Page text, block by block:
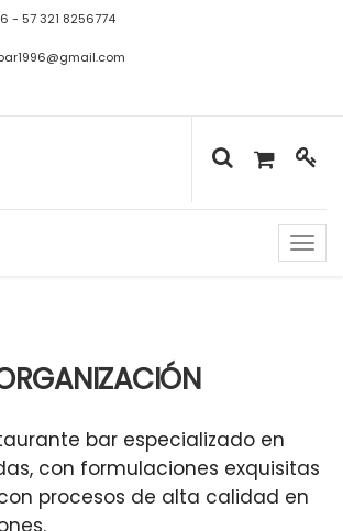
- 57 321 8256774
de
bar especializado en
con formulaciones exquisitas
procesos de alta calidad en